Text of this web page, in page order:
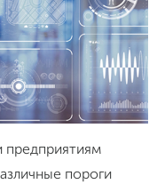
предприятиям
пороги